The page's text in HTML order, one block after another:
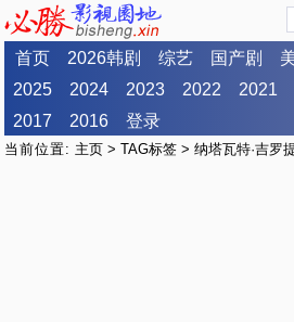
首页 2026韩剧 综艺 国产剧
2025
2024 2023 2022 2021
2017
2016 登录
当前位置: 主页 >TAG标签 > 纳塔瓦特·吉罗